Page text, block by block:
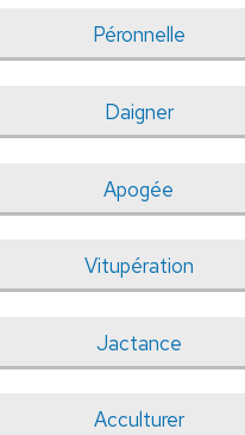
Péronnelle
Daigner
Apogée
Vitupération
Jactance
Acculturer